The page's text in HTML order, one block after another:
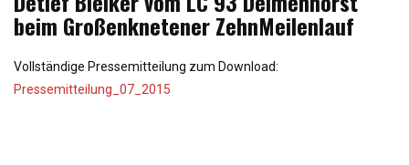
beim Großenknetener ZehnMeilenlauf
Vollständige Pressemitteilung zum Download:
Pressemitteilung_07_2015